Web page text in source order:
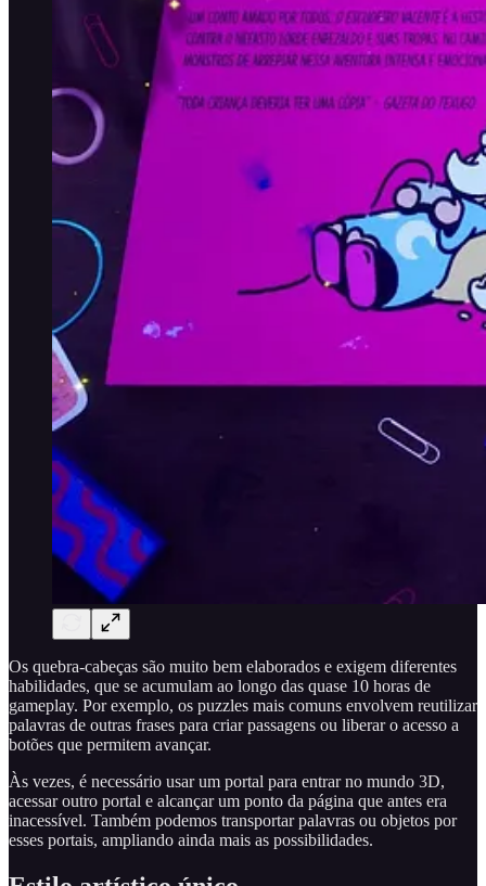
Os quebra-cabeças são muito bem elaborados e exigem diferentes
habilidades, que se acumulam ao longo das quase 10 horas de
gameplay. Por exemplo, os puzzles mais comuns envolvem reutilizar
palavras de outras frases para criar passagens ou liberar o acesso a
botões que permitem avançar.
Às vezes, é necessário usar um portal para entrar no mundo 3D,
acessar outro portal e alcançar um ponto da página que antes era
inacessível. Também podemos transportar palavras ou objetos por
esses portais, ampliando ainda mais as possibilidades.